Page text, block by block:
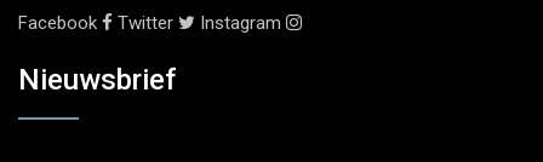
Facebook Twitter Instagram
Nieuwsbrief